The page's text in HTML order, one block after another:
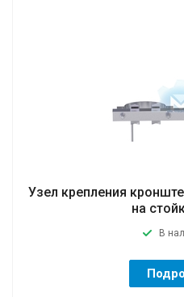
Узел крепления
на
В